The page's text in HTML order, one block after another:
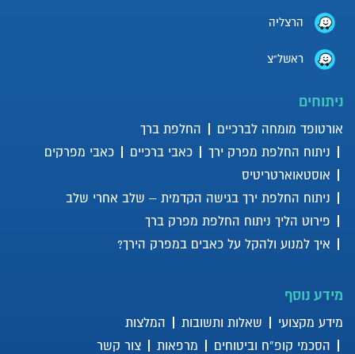
דלקת בברך – איך מזהים ומה
האם יש טיפול תרופתי או תומך
איזו פעילות גופנית מותרת לאחר
ניתוח החלפת מפרק?
הרצליה
ראשל"צ
ניתוחים
אורטופד מומחה לברכיים
החלפת ברך
ניתוח החלפת מפרק ירך
כאבי ברכיים
כאבי מפרקים
אוסטאוארטריטיס
ניתוח החלפת ירך בגישה הקדמית – שלב אחרי שלב
פירוט הליך ניתוח החלפת מפרק ברך
איך למנוע ולהקל על כאבים במפרק הירך?
מידע נוסף
מידע מקצועי שאלות ותשובות
המלצות
הסכמי קופ”ח וביטוחים
מרפאות
צור קשר